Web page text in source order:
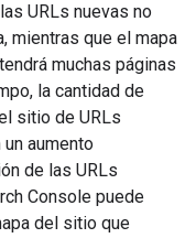
URLs nuevas no
mientras que el mapa
muchas páginas
la cantidad de
sitio de URLs
aumento
de las URLs
Console puede
del sitio que